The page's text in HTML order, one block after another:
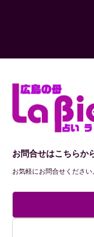
お問合せはこちらか
お気軽にお問合せください